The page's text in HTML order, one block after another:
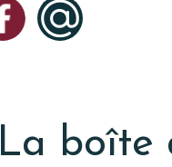
La boîte